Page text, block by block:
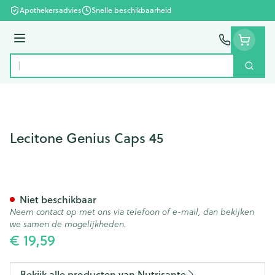
Ga naar de inhoud
Apothekersadvies Snelle beschikbaarheid
Menu
Product, merk, categorie...
Zoek
Lecitone Genius Caps 45
€ 19,59
Niet beschikbaar
Neem contact op met ons via telefoon of e-mail, dan bekijken
we samen de mogelijkheden.